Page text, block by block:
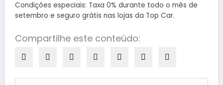
Condições especiais: Taxa 0% durante todo o mês de
setembro e seguro grátis nas lojas da Top Car.
Compartilhe este conteúdo: